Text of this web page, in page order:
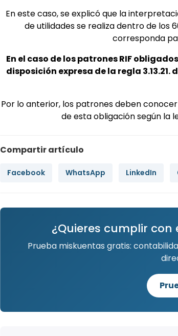
En este caso, se explicó que la
de utilidades se realiza dentro de los
corresponda
En el caso de los patrones RIF
disposición expresa de la regla
Por lo anterior, los patrones deben
de esta obligación según la
Compartir artículo
Facebook WhatsApp LinkedIn
¿Quieres cumplir con
Prueba miskuentas gratis: